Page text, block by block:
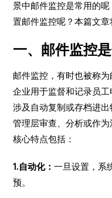
景中邮件监控是常用的
置邮件监控呢？本篇文章
一、邮件监控
邮件监控，有时也被称
企业用于监督和记录员
涉及自动复制或存档进
管理层审查、分析或作
核心特点包括：
1.自动化：一旦设置，系
预。